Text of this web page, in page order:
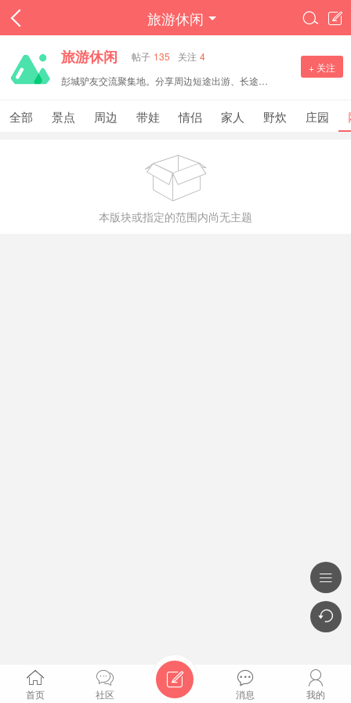
旅游休闲 

旅游休闲 帖子 135 关注 4
+ 关注
全部 景点 周边 带娃 情侣 家人 野炊 庄园

本版块或指定的范围内尚无主题

首页

社区
 
消息

我的

